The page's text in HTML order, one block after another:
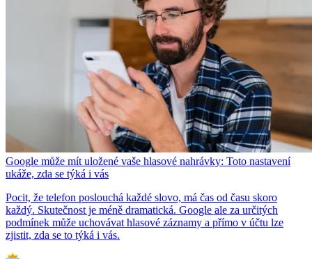
Google může mít uložené vaše hlasové nahrávky: Toto nastavení
ukáže, zda se týká i vás
Pocit, že telefon poslouchá každé slovo, má čas od času skoro
každý. Skutečnost je méně dramatická. Google ale za určitých
podmínek může uchovávat hlasové záznamy a přímo v účtu lze
zjistit, zda se to týká i vás.